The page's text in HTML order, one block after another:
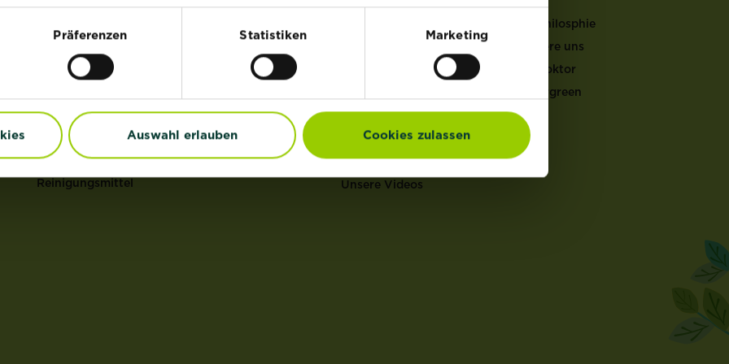
Präferenzen Statistiken Marketing
Auswahl erlauben Cookies zulassen
Erden
Grundstoffe
Unkraut
Schädlinge
Reinigungsmittel
®
Anzucht & Pflege
Erden Rechner
Mulch Rechner
Rasen Coach
Unsere Videos
Unsere Philosphie
Kontaktiere uns
Garten Doktor
Mein Evergreen